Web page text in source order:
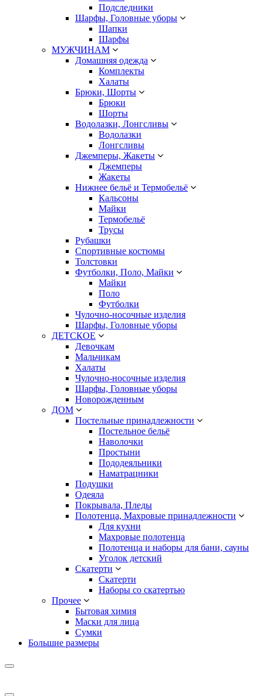
Подследники
Шарфы, Головные уборы
Шапки
Шарфы
МУЖЧИНАМ
Домашняя одежда
Комплекты
Халаты
Брюки, Шорты
Брюки
Шорты
Водолазки, Лонгсливы
Водолазки
Лонгсливы
Джемперы, Жакеты
Джемперы
Жакеты
Нижнее бельё и Термобельё
Кальсоны
Майки
Термобельё
Трусы
Рубашки
Спортивные костюмы
Толстовки
Футболки, Поло, Майки
Майки
Поло
Футболки
Чулочно-носочные изделия
Шарфы, Головные уборы
ДЕТСКОЕ
Девочкам
Мальчикам
Халаты
Чулочно-носочные изделия
Шарфы, Головные уборы
Новорожденным
ДОМ
Постельные принадлежности
Постельное бельё
Наволочки
Простыни
Пододеяльники
Наматрацники
Подушки
Одеяла
Покрывала, Пледы
Полотенца, Махровые принадлежности
Для кухни
Махровые полотенца
Полотенца и наборы для бани, сауны
Уголок детский
Скатерти
Скатерти
Наборы со скатертью
Прочее
Бытовая химия
Маски для лица
Сумки
Большие размеры